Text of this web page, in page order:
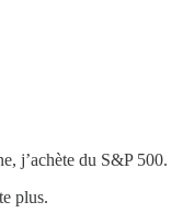
j’achète du S&P 500.
plus.